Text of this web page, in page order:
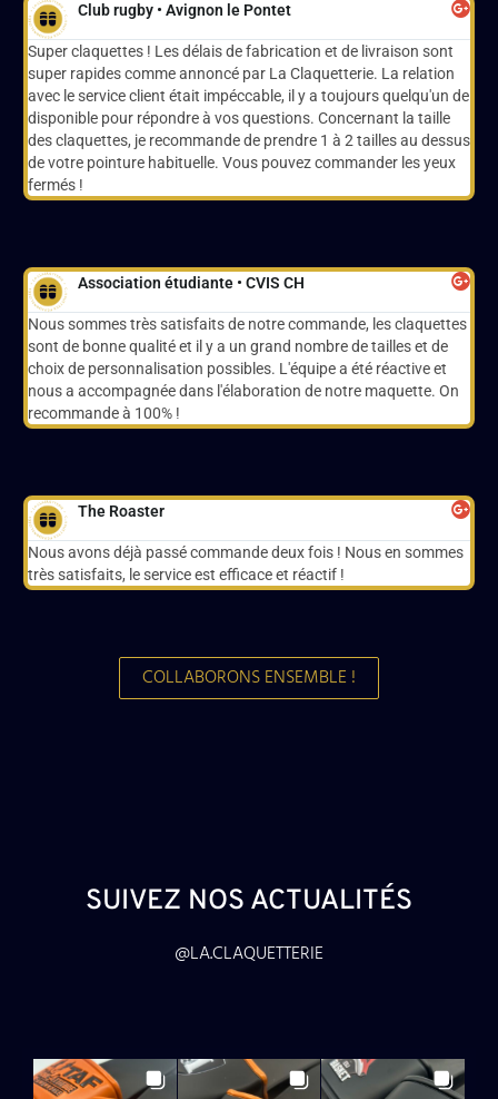
Club rugby • Avignon le Pontet
Super claquettes ! Les délais de fabrication et de livraison sont
super rapides comme annoncé par La Claquetterie. La relation
avec le service client était impéccable, il y a toujours quelqu'un de
disponible pour répondre à vos questions. Concernant la taille
des claquettes, je recommande de prendre 1 à 2 tailles au dessus
de votre pointure habituelle. Vous pouvez commander les yeux
fermés !
Association étudiante • CVIS CH
Nous sommes très satisfaits de notre commande, les claquettes
sont de bonne qualité et il y a un grand nombre de tailles et de
choix de personnalisation possibles. L'équipe a été réactive et
nous a accompagnée dans l'élaboration de notre maquette. On
recommande à 100% !
The Roaster
Nous avons déjà passé commande deux fois ! Nous en sommes
très satisfaits, le service est efficace et réactif !
COLLABORONS ENSEMBLE !
SUIVEZ NOS ACTUALITÉS
@LA.CLAQUETTERIE